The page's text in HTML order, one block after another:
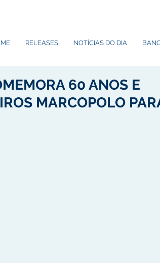
RELEASES NOTÍCIAS DO DIA
60 ANOS E
MARCOPOLO